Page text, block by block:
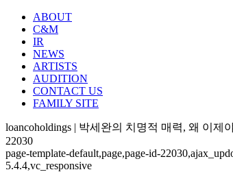
ABOUT
C&M
IR
NEWS
ARTISTS
AUDITION
CONTACT US
FAMILY SITE
loancoholdings | 박세완의 치명적 매력, 왜 이제
22030
page-template-default,page,page-id-
5.4.4,vc_responsive